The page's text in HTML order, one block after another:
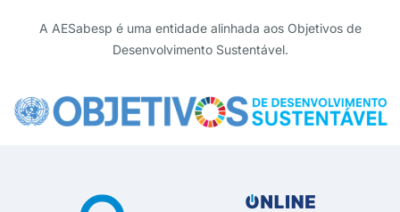
A AESabesp é uma entidade alinhada aos Objetivos de
Desenvolvimento Sustentável.